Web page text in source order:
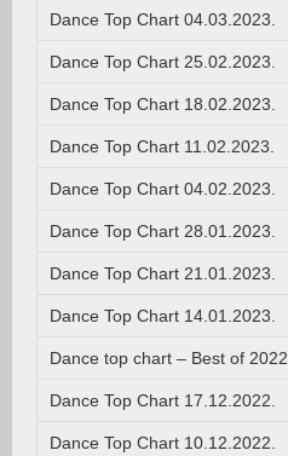
Dance Top Chart 04.03.2023.
Dance Top Chart 25.02.2023.
Dance Top Chart 18.02.2023.
Dance Top Chart 11.02.2023.
Dance Top Chart 04.02.2023.
Dance Top Chart 28.01.2023.
Dance Top Chart 21.01.2023.
Dance Top Chart 14.01.2023.
Dance top chart – Best of 2022
Dance Top Chart 17.12.2022.
Dance Top Chart 10.12.2022.